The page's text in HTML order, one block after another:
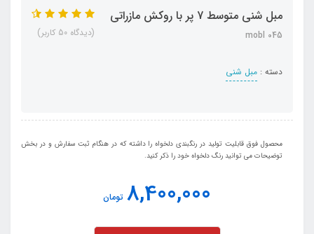
مبل شنی متوسط 7 پر با روکش مازراتی
mobl 045
دسته : مبل شنی
(دیدگاه 50 کاربر)
محصول فوق قابلیت تولید در رنگبندی دلخواه را داشته که در هنگام ثبت سفارش و در بخش
توضیحات می توانید رنگ دلخواه خود را ذکر کنید.
8,400,000 تومان